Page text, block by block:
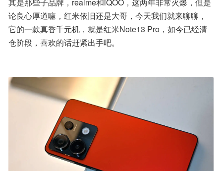
论良心厚道嘛，红米依旧还是大哥，今天我们就来聊聊，
它的一款真香千元机，就是红米Note13 Pro，如今已经清
仓阶段，喜欢的话赶紧出手吧。